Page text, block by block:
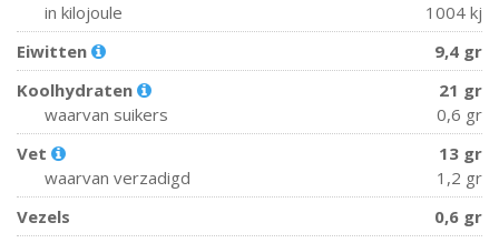
in kilojoule
1004 kj
Eiwitten
9,4 gr
Koolhydraten
21 gr
waarvan suikers
0,6 gr
Vet
13 gr
waarvan verzadigd
1,2 gr
Vezels
0,6 gr